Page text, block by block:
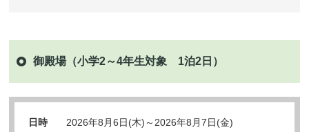
御殿場（小学2～4年生対象 1泊2日）
日時 2026年8月6日(木)～2026年8月7日(金)